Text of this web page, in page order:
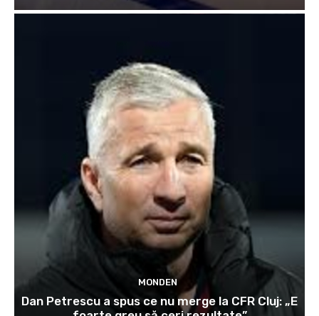
MONDEN
Dan Petrescu a spus ce nu merge la CFR Cluj: „E